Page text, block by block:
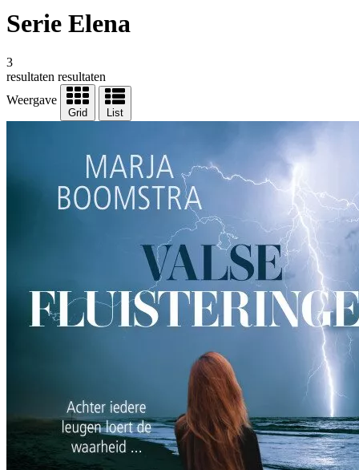
Serie Elena
3
resultaten resultaten
Weergave
Grid List